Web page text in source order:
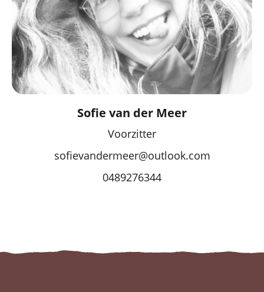
Sofie van der Meer
Voorzitter
sofievandermeer@outlook.com
0489276344